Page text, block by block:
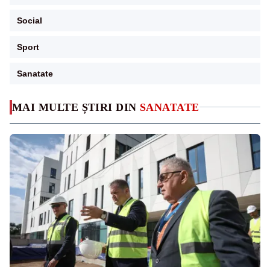
MAI MULTE ȘTIRI DIN SANATATE
Social
Sport
Sanatate